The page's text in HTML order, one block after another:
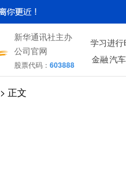
新华通讯社主办
公司官网
股票代码： 603888
学习进行
金融汽车
> 正文